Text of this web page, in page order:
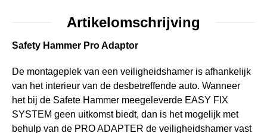
Artikelomschrijving
Safety Hammer Pro Adaptor
De montageplek van een veiligheidshamer is afhankelijk
van het interieur van de desbetreffende auto. Wanneer
het bij de Safete Hammer meegeleverde EASY FIX
SYSTEM geen uitkomst biedt, dan is het mogelijk met
behulp van de PRO ADAPTER de veiligheidshamer vast